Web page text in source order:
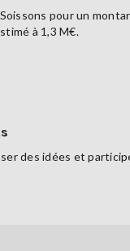
pour un
à 1,3 M€.
des idées et